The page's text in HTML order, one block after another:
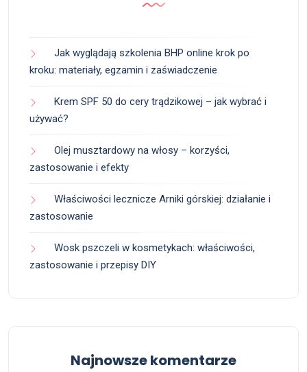
Jak wyglądają szkolenia BHP online krok po
kroku: materiały, egzamin i zaświadczenie
Krem SPF 50 do cery trądzikowej – jak wybrać i
używać?
Olej musztardowy na włosy – korzyści,
zastosowanie i efekty
Właściwości lecznicze Arniki górskiej: działanie i
zastosowanie
Wosk pszczeli w kosmetykach: właściwości,
zastosowanie i przepisy DIY
Najnowsze komentarze